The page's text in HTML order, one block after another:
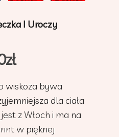
I Uroczy
zł
wiskoza bywa
dla ciała
z Włoch i ma na
w pięknej